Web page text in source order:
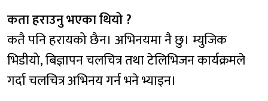
कता हराउनु भएका थियो ?
कतै पनि हरायको छैन। अभिनयमा नै छु। म्युजिक
भिडीयो, बिज्ञापन चलचित्र तथा टेलिभिजन कार्यक्रमले
गर्दा चलचित्र अभिनय गर्न भने भ्याइन।